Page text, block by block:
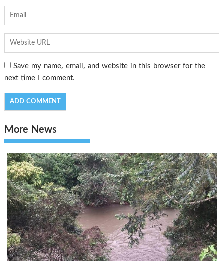
Save my name, email, and website in this browser for the
next time I comment.
More News